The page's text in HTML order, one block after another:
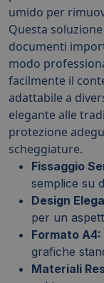
umido per
Questa
documenti
modo
facilmente il
adattabile a
elegante alle
protezione
scheggiature.
Fissaggio
semplice su
Design
per un
Formato A4:
grafiche
Materiali